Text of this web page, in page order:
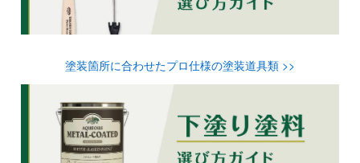
塗装箇所に合わせたプロ仕様の塗装道具類 >>